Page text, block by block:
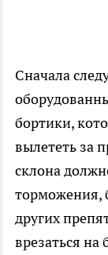
Сначала
бортики,
вылететь за
склона
торможения,
других
врезаться на